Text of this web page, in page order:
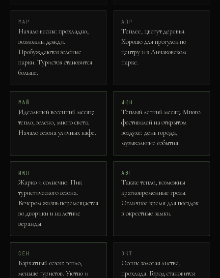
МАР
Начало весны: прохладно,
возможны дожди.
Пробуждаются зелёные
парки. Туристов становится
больше.
АПР
Теплее, цветут деревья.
Хорошо для прогулок по
центру и в Личаковском
парке.
МАЙ
Идеальный весенний месяц:
тепло, зелено, много света.
Начало сезона уличных кафе.
ИЮН
Тёплый летний месяц. Много
фестивалей на открытом
воздухе: день города,
музыкальные события.
ИЮЛ
Жарко и солнечно. Пик
туристического сезона.
Вечером жизнь перемещается
во дворики и на летние
веранды.
АВГ
Также тепло, возможны
кратковременные грозы.
Отличное время для поездок
в окрестные замки.
СЕН
Бархатный сезон: тепло,
меньше туристов. Уютно и
ОКТ
Осень: золотая листва,
прохлада. Город становится